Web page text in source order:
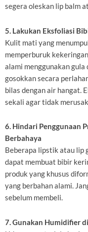
segera oleskan lip balm
5. Lakukan Eksfoliasi
Kulit mati yang
memperburuk
alami menggunakan gula
gosokkan secara
bilas dengan air hangat.
sekali agar tidak
6. Hindari Penggunaan
Berbahaya
Beberapa lipstik atau lip
dapat membuat bibir
produk yang khusus
yang berbahan alami.
sebelum membeli.
7. Gunakan Humidifier